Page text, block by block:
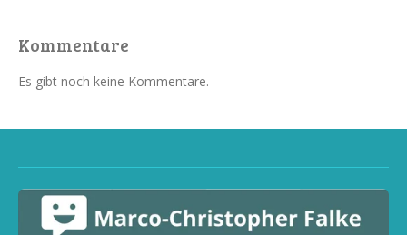
Kommentare
Es gibt noch keine Kommentare.